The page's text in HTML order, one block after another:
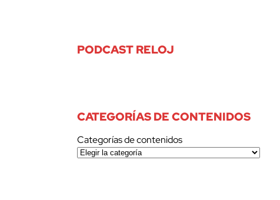
PODCAST RELOJ
CATEGORÍAS DE CONTENIDOS
Categorías de contenidos